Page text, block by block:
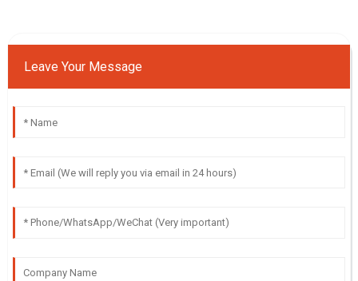
Leave Your Message